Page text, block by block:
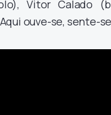
Vitor Calado
ouve-se, sente-